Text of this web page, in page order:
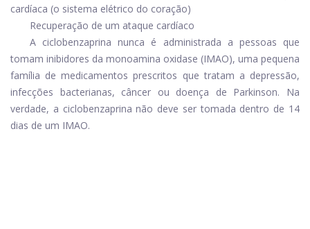
cardíaca (o sistema elétrico do coração)
Recuperação de um ataque cardíaco
A ciclobenzaprina nunca é administrada a pessoas que
tomam inibidores da monoamina oxidase (IMAO), uma pequena
família de medicamentos prescritos que tratam a depressão,
infecções bacterianas, câncer ou doença de Parkinson. Na
verdade, a ciclobenzaprina não deve ser tomada dentro de 14
dias de um IMAO.